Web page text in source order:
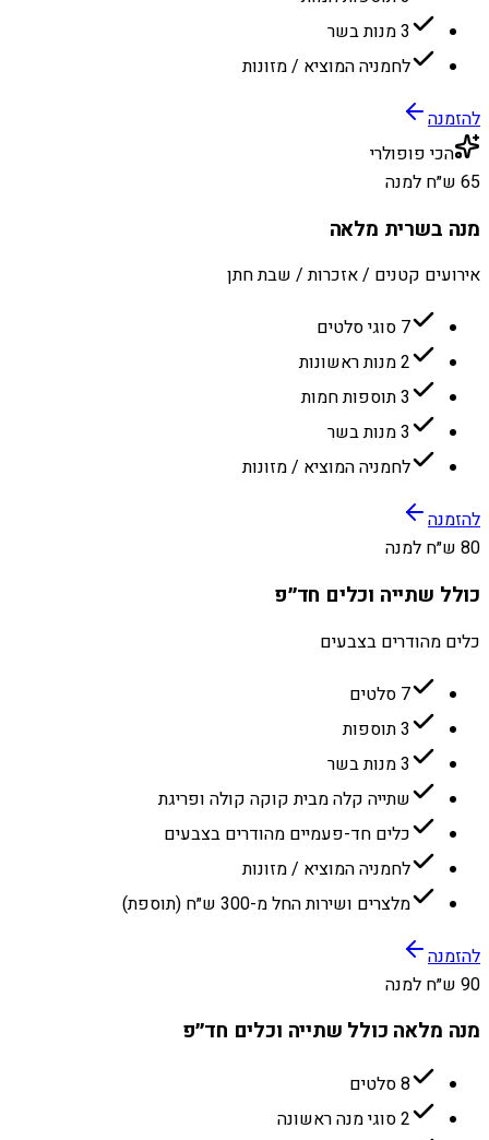
3 מנות בשר
לחמניה המוציא / מזונות
להזמנה
הכי פופולרי
65 ש״ח למנה
מנה בשרית מלאה
אירועים קטנים / אזכרות / שבת חתן
7 סוגי סלטים
2 מנות ראשונות
3 תוספות חמות
3 מנות בשר
לחמניה המוציא / מזונות
להזמנה
80 ש״ח למנה
כולל שתייה וכלים חד״פ
כלים מהודרים בצבעים
7 סלטים
3 תוספות
3 מנות בשר
שתייה קלה מבית קוקה קולה ופריגת
כלים חד-פעמיים מהודרים בצבעים
לחמניה המוציא / מזונות
מלצרים ושירות החל מ-300 ש״ח (תוספת)
להזמנה
90 ש״ח למנה
מנה מלאה כולל שתייה וכלים חד״פ
8 סלטים
2 סוגי מנה ראשונה